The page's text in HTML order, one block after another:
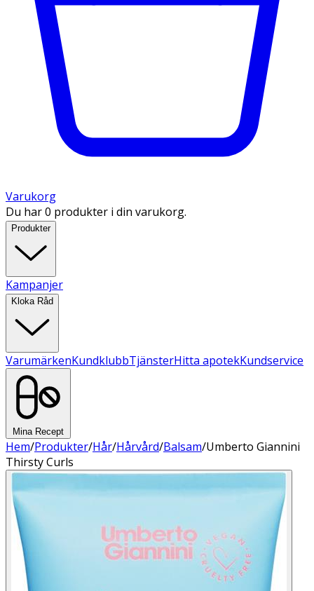
Varukorg
Du har 0 produkter i din varukorg.
Produkter
Kampanjer
Kloka Råd
VarumärkenKundklubbTjänsterHitta apotekKundservice
Mina Recept
Hem/Produkter/Hår/Hårvård/Balsam/Umberto Giannini
Thirsty Curls